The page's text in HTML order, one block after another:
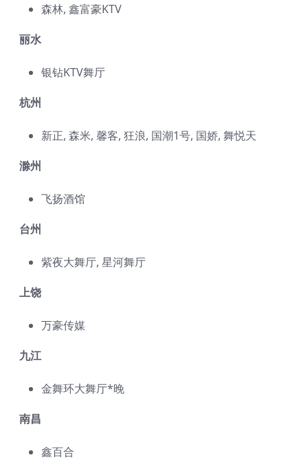
森林, 鑫富豪KTV
丽水
银钻KTV舞厅
杭州
新正, 森米, 馨客, 狂浪, 国潮1号, 国娇, 舞悦天
滁州
飞扬酒馆
台州
紫夜大舞厅, 星河舞厅
上饶
万豪传媒
九江
金舞环大舞厅*晚
南昌
鑫百合